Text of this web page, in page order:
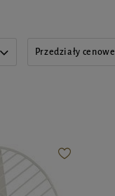
Przedziały cenowe